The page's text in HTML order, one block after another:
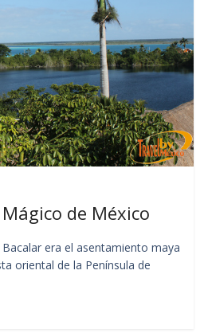
de México
era el asentamiento maya
oriental de la Península de